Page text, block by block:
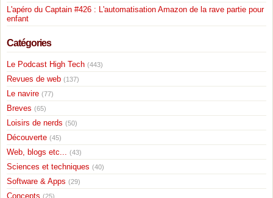
L'apéro du Captain #426 : L'automatisation Amazon de la rave partie pour
enfant
Catégories
Le Podcast High Tech (443)
Revues de web (137)
Le navire (77)
Breves (65)
Loisirs de nerds (50)
Découverte (45)
Web, blogs etc... (43)
Sciences et techniques (40)
Software & Apps (29)
Concepts (25)